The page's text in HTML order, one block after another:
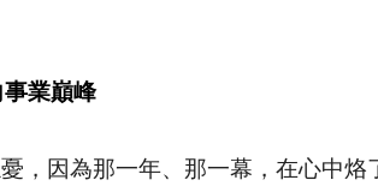
業巔峰
憂，因為那一年、那一幕，在心中